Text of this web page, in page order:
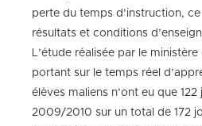
perte du temps d’instruction,
résultats et conditions
L’étude réalisée par le ministère
portant sur le temps réel
élèves maliens n’ont eu que
2009/2010 sur un total de 172